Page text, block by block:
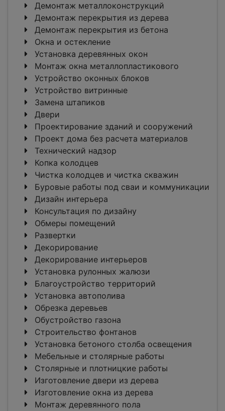
Демонтаж металлоконструкций
Демонтаж перекрытия из дерева
Демонтаж перекрытия из бетона
Окна и остекление
Установка деревянных окон
Монтаж окна металлопластикового
Устройство оконных блоков
Устройство витринные
Замена штапиков
Двери
Проектирование зданий и сооружений
Проект дома без расчета материалов
Технический надзор
Копка колодцев
Чистка колодцев и чистка скважин
Буровые работы под сваи и коммуникации
Дизайн интерьера
Консультация по дизайну
Обмеры помещений
Развертки
Декорирование
Декорирование интерьеров
Установка рулонных жалюзи
Благоустройство территорий
Установка автополива
Обрезка деревьев
Обустройство газона
Строительство фонтанов
Установка бетоного столба освещения
Мебельные и столярные работы
Столярные и плотницкие работы
Изготовление двери из дерева
Изготовление окна из дерева
Монтаж деревянного пола